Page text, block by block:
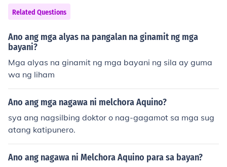
Related Questions
Ano ang mga alyas na pangalan na ginamit ng mga
bayani?
Mga alyas na ginamit ng mga bayani ng sila ay guma
wa ng liham
Ano ang mga nagawa ni melchora Aquino?
sya ang nagsilbing doktor o nag-gagamot sa mga sug
atang katipunero.
Ano ang nagawa ni Melchora Aquino para sa bayan?